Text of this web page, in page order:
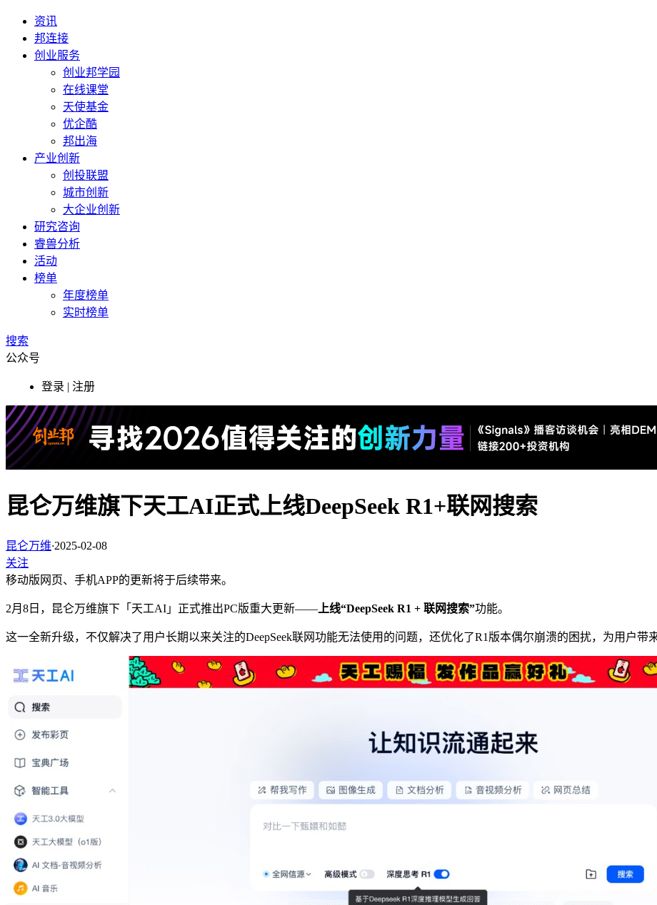
资讯
邦连接
创业服务
创业邦学园
在线课堂
天使基金
优企酷
邦出海
产业创新
创投联盟
城市创新
大企业创新
研究咨询
睿兽分析
活动
榜单
年度榜单
实时榜单
搜索
公众号
登录 | 注册
​昆仑万维旗下天工AI正式上线DeepSeek R1+联网搜索
昆仑万维·2025-02-08
关注
移动版网页、手机APP的更新将于后续带来。
2月8日，昆仑万维旗下「天工AI」正式推出PC版重大更新—— 上线“DeepSeek R1 + 联网搜索”功能。
这一全新升级，不仅解决了用户长期以来关注的DeepSeek联网功能无法使用的问题，还优化了R1版本偶尔崩溃的困扰，为用户带